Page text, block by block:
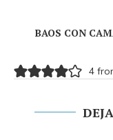
BAOS CON
4